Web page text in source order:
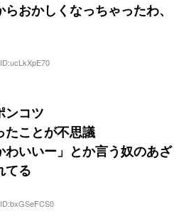
おかしくなっちゃったわ、
ンコツ
たことが不思議
わいいー」とか言う奴のあざ
てる